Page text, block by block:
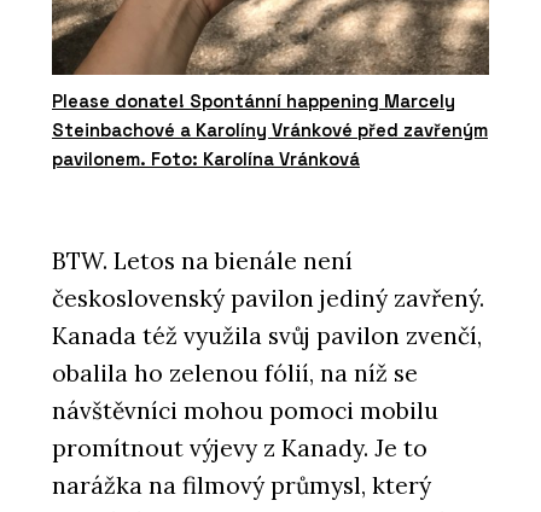
Please donate! Spontánní happening Marcely
Steinbachové a Karolíny Vránkové před zavřeným
pavilonem. Foto: Karolína Vránková
BTW. Letos na bienále není
československý pavilon jediný zavřený.
Kanada též využila svůj pavilon zvenčí,
obalila ho zelenou fólií, na níž se
návštěvníci mohou pomoci mobilu
promítnout výjevy z Kanady. Je to
narážka na filmový průmysl, který